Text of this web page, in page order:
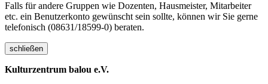
Falls für andere Gruppen wie Dozenten, Hausmeister, Mitarbeiter
etc. ein Benutzerkonto gewünscht sein sollte, können wir Sie gerne
telefonisch (08631/18599-0) beraten.
schließen
Kulturzentrum balou e.V.